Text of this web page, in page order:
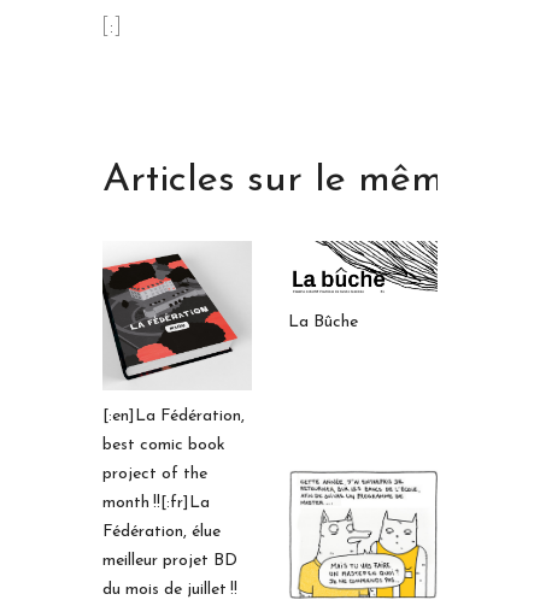
[:]
Articles sur le même
[:en]La Fédération,
best comic book
project of the
month !![:fr]La
Fédération, élue
meilleur projet BD
du mois de juillet !!
La Bûche